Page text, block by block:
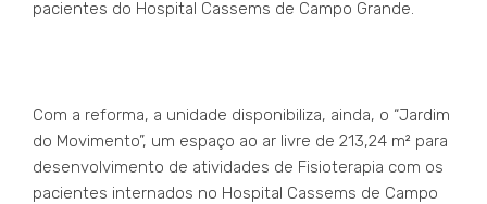
pacientes do Hospital Cassems de Campo Grande.
Com a reforma, a unidade disponibiliza, ainda, o “Jardim
do Movimento”, um espaço ao ar livre de 213,24 m² para
desenvolvimento de atividades de Fisioterapia com os
pacientes internados no Hospital Cassems de Campo